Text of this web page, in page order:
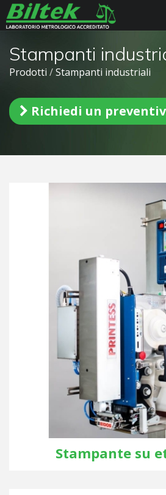
Stampanti
Prodotti /Stampanti industriali
Richiedi un
Stampante su